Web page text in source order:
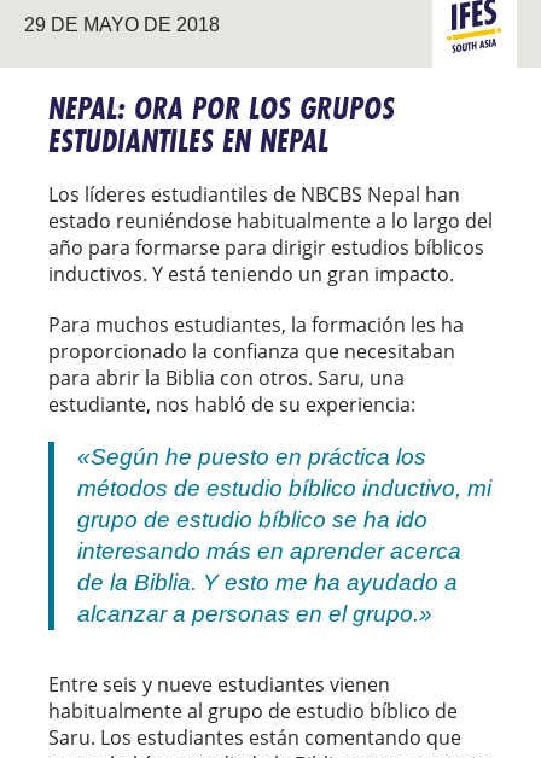
29 DE MAYO DE 2018
ASIA DEL
SUR
NEPAL: ORA POR LOS GRUPOS
ESTUDIANTILES EN NEPAL
Los líderes estudiantiles de NBCBS Nepal han
estado reuniéndose habitualmente a lo largo del
año para formarse para dirigir estudios bíblicos
inductivos. Y está teniendo un gran impacto.
Para muchos estudiantes, la formación les ha
proporcionado la confianza que necesitaban
para abrir la Biblia con otros. Saru, una
estudiante, nos habló de su experiencia:
«Según he puesto en práctica los
métodos de estudio bíblico inductivo, mi
grupo de estudio bíblico se ha ido
interesando más en aprender acerca
de la Biblia. Y esto me ha ayudado a
alcanzar a personas en el grupo.»
Entre seis y nueve estudiantes vienen
habitualmente al grupo de estudio bíblico de
Saru. Los estudiantes están comentando que